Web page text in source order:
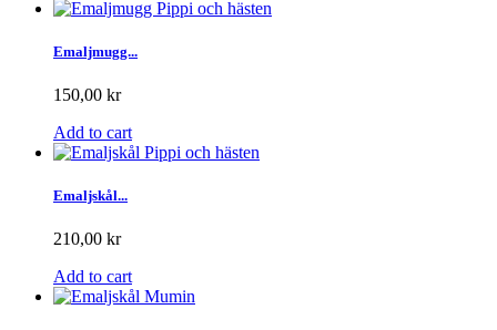
Emaljmugg...
150,00 kr
Add to cart
Emaljskål...
210,00 kr
Add to cart